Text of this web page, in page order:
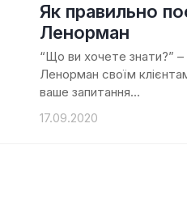
Як правильно
Ленорман
“Що ви хочете знати?” –
Ленорман своїм
ваше запитання...
17.09.2020